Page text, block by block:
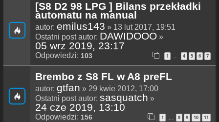
[S8 D2 98 LPG ] Bilans przekładki
automatu na manual
autor: emilus143 » 13 lut 2017, 19:51
Ostatni post autor: DAWIDOOO »
05 wrz 2019, 23:17
Odpowiedzi: 103 1 … 4 5 6 7
Brembo z S8 FL w A8 preFL
autor: gtfan » 29 kwie 2012, 17:00
Ostatni post autor: sasquatch »
24 cze 2019, 13:10
Odpowiedzi: 156 1 … 8 9 10 11